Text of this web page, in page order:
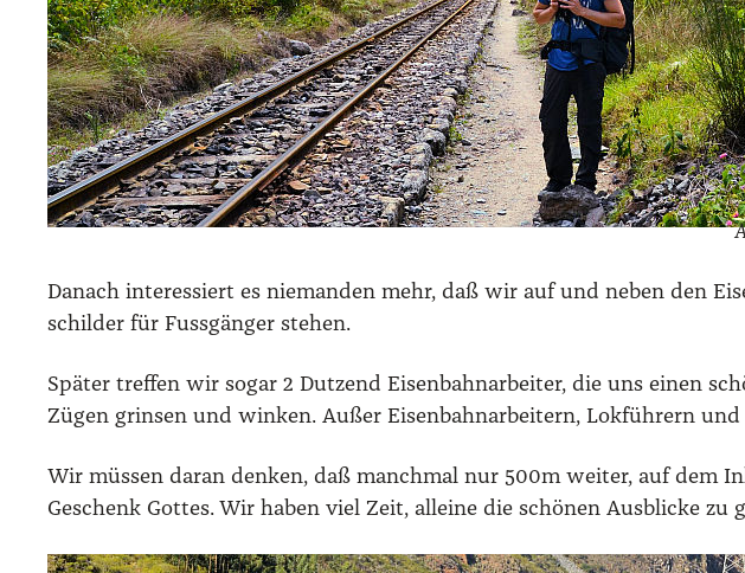
Danach inter­es­siert es nie­man­den mehr, daß wir auf und neben den
schil­der für Fuss­gän­ger ste­hen.
Spä­ter tref­fen wir sogar 2 Dut­zend Eisen­bahn­ar­bei­ter, die uns einen
Zügen grin­sen und win­ken. Außer Eisen­bahn­ar­bei­tern, Lok­füh­rern
Wir müs­sen dar­an den­ken, daß manch­mal nur 500m wei­ter, auf dem
Geschenk Got­tes. Wir haben viel Zeit, allei­ne die schö­nen Aus­bli­cke